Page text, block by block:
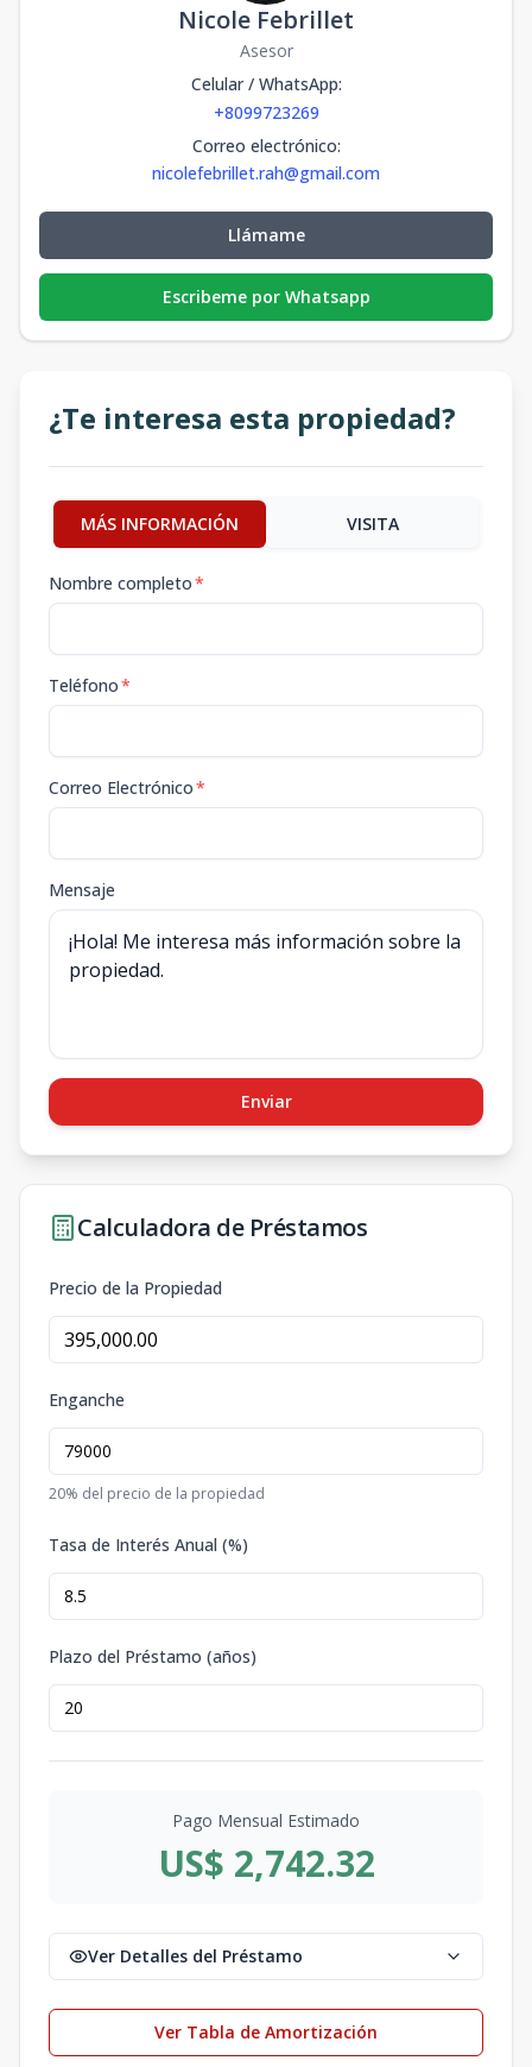
Nicole Febrillet
Asesor
Celular / WhatsApp:
+8099723269
Correo electrónico:
nicolefebrillet.rah@gmail.com
Llámame
Escribeme por Whatsapp
¿Te interesa esta propiedad?
MÁS INFORMACIÓN VISITA
Nombre completo*
Teléfono*
Correo Electrónico*
Mensaje
Enviar
Calculadora de Préstamos
Precio de la Propiedad
Enganche
20% del precio de la propiedad
Tasa de Interés Anual (%)
Plazo del Préstamo (años)
Pago Mensual Estimado
US$ 2,742.32
Ver Detalles del Préstamo
Ver Tabla de Amortización